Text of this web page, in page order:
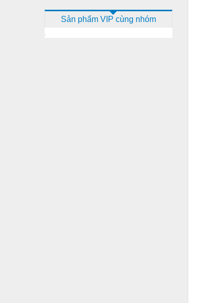
Dịch vụ - Thi công
Sản phẩm VIP cùng nhóm